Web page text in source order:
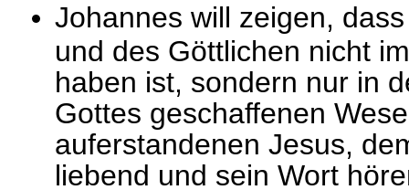
Johannes will zeigen,
und des Göttlichen nicht
haben ist, sondern nur in
Gottes geschaffenen
auferstandenen Jesus,
liebend und sein Wort